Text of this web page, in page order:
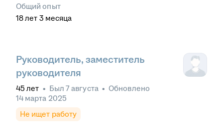
Общий опыт
18лет 3 месяца
Руководитель, заместитель
руководителя
45 лет • Был 7 августа • Обновлено
14 марта 2025
Не ищет работу